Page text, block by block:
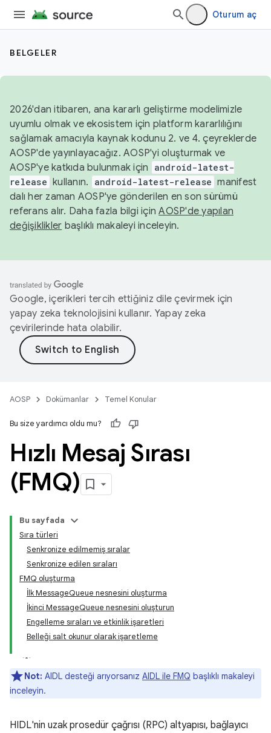
Oturum aç
BELGELER
2026'dan itibaren, ana kararlı geliştirme modelimizle
uyumlu olmak ve ekosistem için platform kararlılığını
sağlamak amacıyla kaynak kodunu 2. ve 4. çeyreklerde
AOSP'de yayınlayacağız. AOSP'yi oluşturmak ve
AOSP'ye katkıda bulunmak için
android-latest-
release kullanın. android-latest-release manifest
dalı her zaman AOSP'ye gönderilen en son sürümü
referans alır. Daha fazla bilgi içinAOSP'de yapılan
değişiklikler başlıklı makaleyi inceleyin.
Google, içerikleri tercih ettiğiniz dile çevirmek için
yapay zeka teknolojisini kullanır. Yapay zeka
çevirilerinde hata olabilir.
AOSP Dokümanlar Temel Konular
Bu size yardımcı oldu mu?
Hızlı Mesaj Sırası
(FMQ)
Bu sayfada
Sıra türleri
Senkronize edilmemiş sıralar
Senkronize edilen sıraları
FMQ oluşturma
İlk MessageQueue nesnesini oluşturma
İkinci MessageQueue nesnesini oluşturun
Engelleme sıraları ve etkinlik işaretleri
Belleği salt okunur olarak işaretleme
Not: AIDL desteği arıyorsanız AIDL ile FMQ başlıklı makaleyi
inceleyin.
HIDL'nin uzak prosedür çağrısı (RPC) altyapısı, bağlayıcı